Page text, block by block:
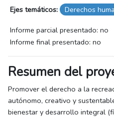
Ejes temáticos:
Derechos
Informe parcial presentado: no
Informe final presentado: no
Resumen del
Promover el derecho a la
autónomo, creativo y
bienestar y desarrollo integral